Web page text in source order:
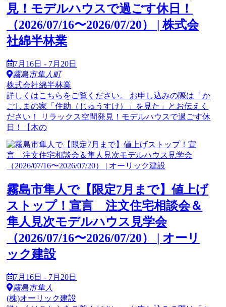
見！モデルハウスで過ごす休日！
（2026/07/16〜2026/07/20） | 株式会
社綿半林業
7月16日 - 7月20日
霧島市隼人町
株式会社綿半林業
詳しくはこちらをご覧ください。 お申し込みの際は「か
ごしまの家「住助（じゅうすけ）」を見た」とお伝えく
ださい！ リラックス空間発見！モデルハウスで過ごす休
日！【木の
霧島市隼人で【限定7月まで】値上げ
ストップ！宣言 注文住宅相談会＆
隼人見次モデルハウス見学会
（2026/07/16〜2026/07/20） | オーリ
ック建設
7月16日 - 7月20日
霧島市隼人
(株)オーリック建設